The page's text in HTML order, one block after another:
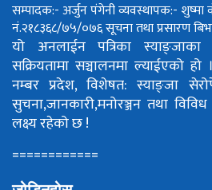
सम्पादक:- अर्जुन पंगेनीव्यवस्थापक:- शुष्मा
नं.२१८३६८/७५/०७६सूचना तथा प्रसारण
यो अनलाईन पत्रिका स्याङ्जाका
सक्रियतामा सञ्चालनमा ल्याईएको हो ।
नम्बर प्रदेश, विशेषत: स्याङ्जा
सुचना,जानकारी,मनोरञ्जन तथा विविध
लक्ष्य रहेको छ !
============